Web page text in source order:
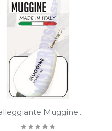
Muggine...